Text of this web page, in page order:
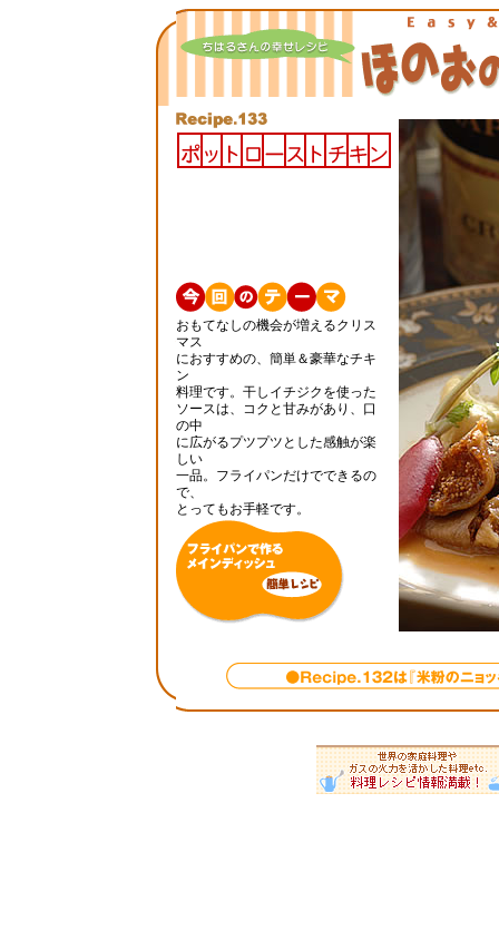
おもてなしの機会が増えるクリス
マス
におすすめの、簡単＆豪華なチキ
ン
料理です。干しイチジクを使った
ソースは、コクと甘みがあり、口
の中
に広がるプツプツとした感触が楽
しい
一品。フライパンだけでできるの
で、
とってもお手軽です。